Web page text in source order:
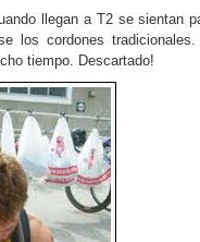
llegan a T2 se sientan
los cordones
tiempo. Descartado!